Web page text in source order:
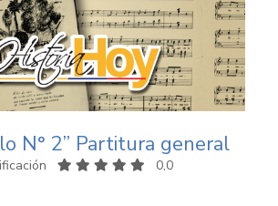
N° 2” Partitura general
0,0